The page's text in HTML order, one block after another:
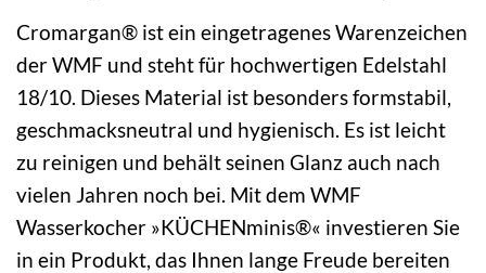
Cromargan® ist ein eingetragenes Warenzeichen
der WMF und steht für hochwertigen Edelstahl
18/10. Dieses Material ist besonders formstabil,
geschmacksneutral und hygienisch. Es ist leicht
zu reinigen und behält seinen Glanz auch nach
vielen Jahren noch bei. Mit dem WMF
Wasserkocher »KÜCHENminis®« investieren Sie
in ein Produkt, das Ihnen lange Freude bereiten